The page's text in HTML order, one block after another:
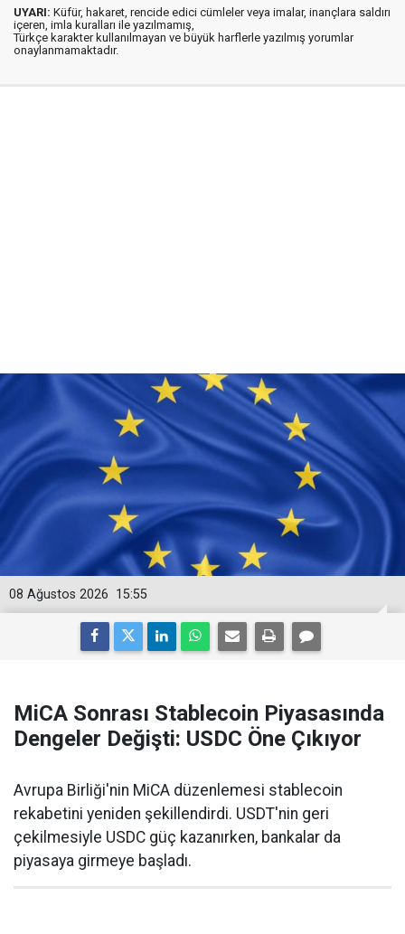
UYARI: Küfür, hakaret, rencide edici cümleler veya imalar, inançlara saldırı
içeren, imla kuralları ile yazılmamış,
Türkçe karakter kullanılmayan ve büyük harflerle yazılmış yorumlar
onaylanmamaktadır.
15:55
08 Ağustos 2026
MiCA Sonrası Stablecoin Piyasasında
Dengeler Değişti: USDC Öne Çıkıyor
Avrupa Birliği'nin MiCA düzenlemesi stablecoin
rekabetini yeniden şekillendirdi. USDT'nin geri
çekilmesiyle USDC güç kazanırken, bankalar da
piyasaya girmeye başladı.